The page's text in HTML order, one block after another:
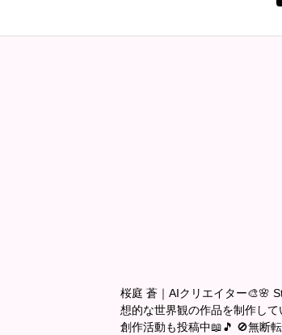
桜庭 蒼｜AIクリエイター🎨🌸
想的な世界観の作品を制作し
創作活動も投稿中📖🎵 🚫無断